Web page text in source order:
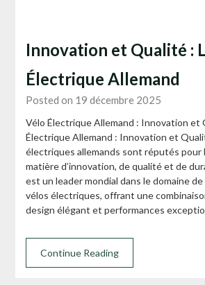
Innovation et Qualité :
Électrique Allemand
Posted on 19 décembre 2025
Vélo Électrique Allemand : Innovation et
Électrique Allemand : Innovation et
électriques allemands sont réputés pour
matière d’innovation, de qualité et de
est un leader mondial dans le domaine
vélos électriques, offrant une
design élégant et performances
Continue Reading